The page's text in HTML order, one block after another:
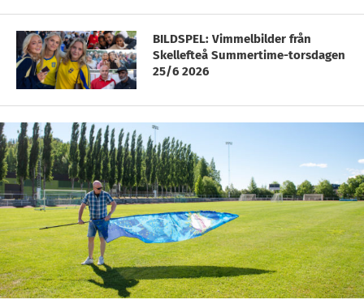
BILDSPEL: Vimmelbilder från
Skellefteå Summertime-torsdagen
25/6 2026